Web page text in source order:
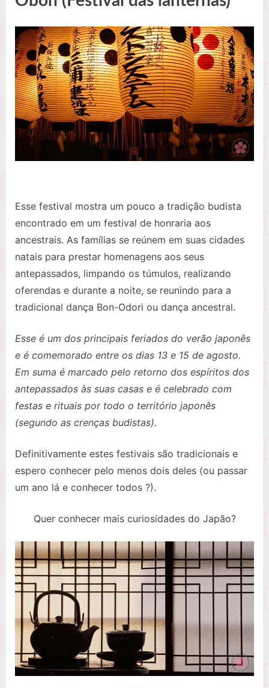
Esse festival mostra um pouco a tradição budista
encontrado em um festival de honraria aos
ancestrais. As famílias se reúnem em suas cidades
natais para prestar homenagens aos seus
antepassados, limpando os túmulos, realizando
oferendas e durante a noite, se reunindo para a
tradicional dança Bon-Odori ou dança ancestral.
Esse é um dos principais feriados do verão japonês
e é comemorado entre os dias 13 e 15 de agosto.
Em suma é marcado pelo retorno dos espíritos dos
antepassados às suas casas e é celebrado com
festas e rituais por todo o território japonês
(segundo as crenças budistas).
Definitivamente estes festivais são tradicionais e
espero conhecer pelo menos dois deles (ou passar
um ano lá e conhecer todos ?).
Quer conhecer mais curiosidades do Japão?